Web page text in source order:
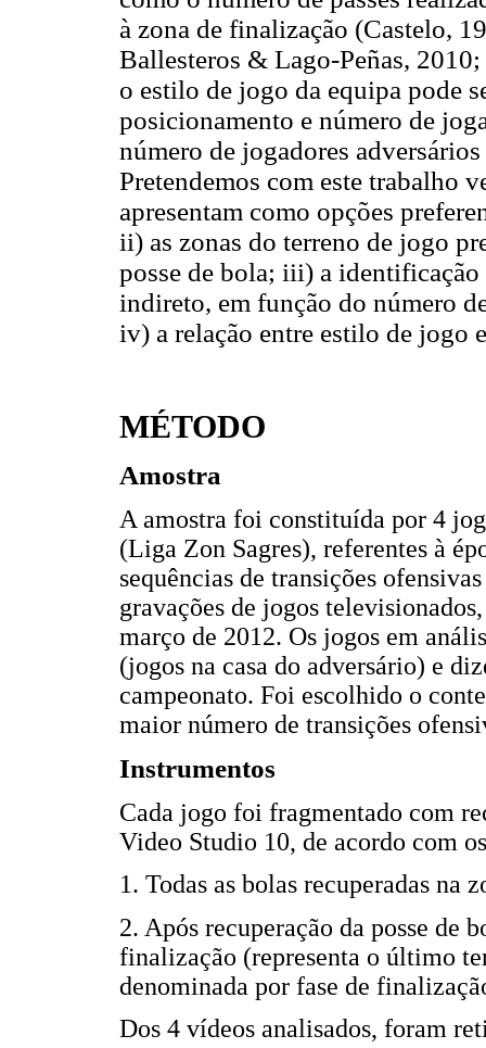
à zona de finalização (Castelo,
Balleste­ros & Lago-Peñas,
o estilo de jogo da equipa pode
posicionamento e número de
número de jogadores
Pretendemos com este trabalho
apresentam como opções
ii) as zonas do terreno de jogo
posse de bola; iii) a
indireto, em função do número
iv) a relação entre estilo de jogo
MÉTODO
Amostra
A amostra foi constituída por 4
(Liga Zon Sagres), referentes à
sequências de transições
gravações de jogos
março de 2012. Os jogos em
(jogos na casa do adversário) e
campeonato. Foi escolhido o
maior número de transições
Instrumentos
Cada jogo foi fragmentado com
Video Studio 10, de acordo com
1. Todas as bolas recuperadas na
2. Após recuperação da posse de
finalização (representa o último
denominada por fase de
Dos 4 vídeos analisados, foram